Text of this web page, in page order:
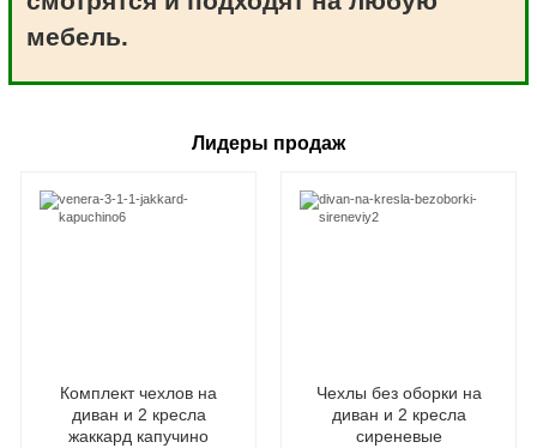
мебель.
Лидеры продаж
Комплект чехлов на
диван и 2 кресла
жаккард капучино
Чехлы без оборки на
диван и 2 кресла
сиреневые